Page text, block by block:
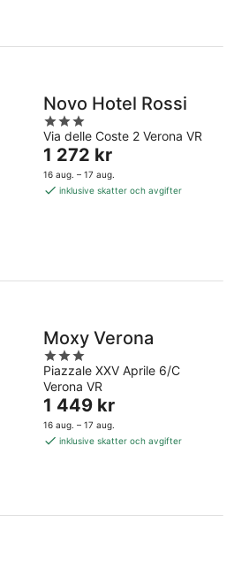
Novo Hotel Rossi
3
out
of
5
Via delle Coste 2 Verona VR
Priset
är
1 272 kr
1 272 kr
16 aug. – 17 aug.
inklusive skatter och avgifter
Moxy Verona
3
out
of
5
Piazzale XXV Aprile 6/C
Verona VR
Priset
är
1 449 kr
1 449 kr
16 aug. – 17 aug.
inklusive skatter och avgifter